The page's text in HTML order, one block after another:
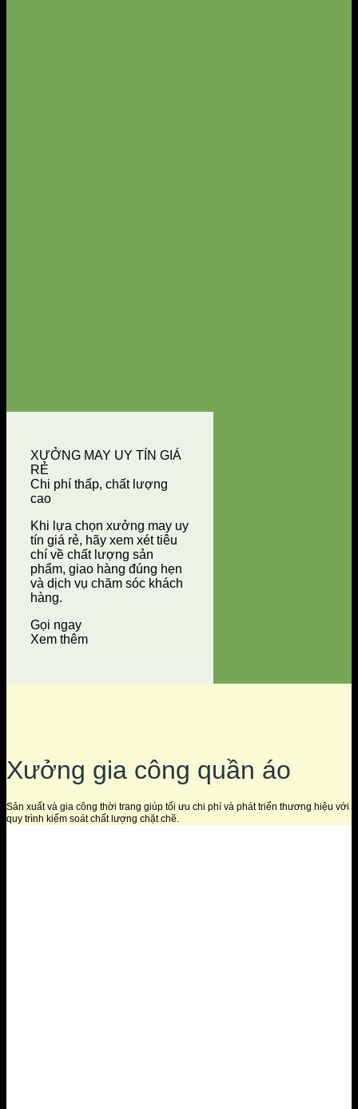
XƯỞNG MAY UY TÍN GIÁ
RẺ
Chi phí thấp, chất lượng
cao
Khi lựa chọn xưởng may uy
tín giá rẻ, hãy xem xét tiêu
chí về chất lượng sản
phẩm, giao hàng đúng hẹn
và dịch vụ chăm sóc khách
hàng.
Gọi ngay
Xem thêm
Xưởng gia công quần áo
Sản xuất và gia công thời trang giúp tối ưu chi phí và phát triển thương hiệu với
quy trình kiểm soát chất lượng chặt chẽ.